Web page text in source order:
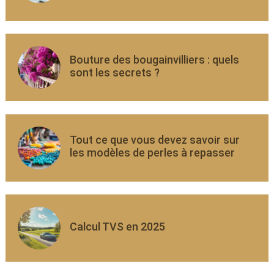
Bouture des bougainvilliers : quels
sont les secrets ?
Tout ce que vous devez savoir sur
les modèles de perles à repasser
Calcul TVS en 2025